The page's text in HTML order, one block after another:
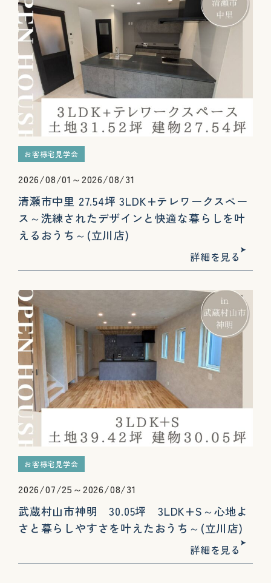
お客様宅見学会
2026/08/01～2026/08/31
清瀬市中里 27.54坪 3LDK+テレワークスペー
ス～洗練されたデザインと快適な暮らしを叶
えるおうち～(立川店)
詳細を見る
お客様宅見学会
2026/07/25～2026/08/31
武蔵村山市神明 30.05坪 3LDK+S～心地よ
さと暮らしやすさを叶えたおうち～(立川店)
詳細を見る